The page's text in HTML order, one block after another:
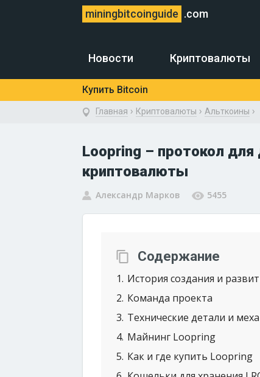
miningbitcoinguide .com
Новости Криптовалюты
Купить Bitcoin
Главная › Криптовалюты › Альткоины ›
Loopring – протокол для
криптовалюты
Александр Марков 5455
Содержание
1 История создания и
2 Команда проекта
3 Технические детали и
4 Майнинг Loopring
5 Как и где купить Loopring